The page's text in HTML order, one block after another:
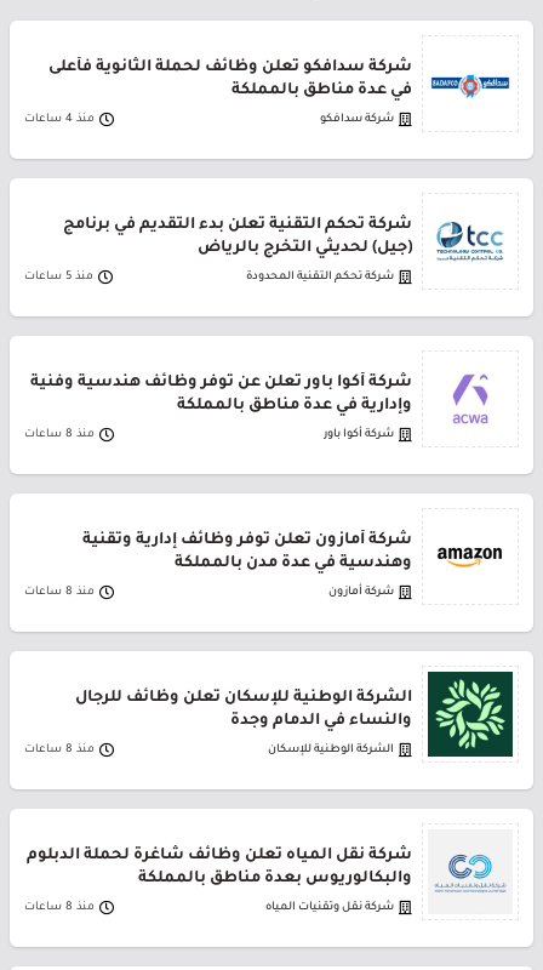
شركة سدافكو تعلن وظائف لحملة الثانوية فأعلى
في عدة مناطق بالمملكة
شركة سدافكو منذ 4 ساعات
شركة تحكم التقنية تعلن بدء التقديم في برنامج
(جيل) لحديثي التخرج بالرياض
شركة تحكم التقنية المحدودة منذ 5 ساعات
شركة أكوا باور تعلن عن توفر وظائف هندسية وفنية
وإدارية في عدة مناطق بالمملكة
شركة أكوا باور منذ 8 ساعات
شركة أمازون تعلن توفر وظائف إدارية وتقنية
وهندسية في عدة مدن بالمملكة
شركة أمازون منذ 8 ساعات
الشركة الوطنية للإسكان تعلن وظائف للرجال
والنساء في الدمام وجدة
الشركة الوطنية للإسكان منذ 8 ساعات
شركة نقل المياه تعلن وظائف شاغرة لحملة الدبلوم
والبكالوريوس بعدة مناطق بالمملكة
شركة نقل وتقنيات المياه منذ 8 ساعات